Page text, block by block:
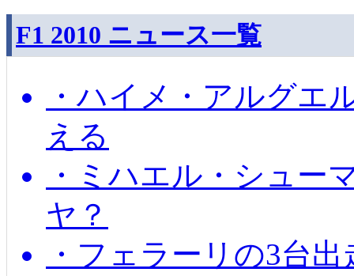
F1 2010 ニュース一覧
・ハイメ・アルグエ
える
・ミハエル・シュー
ヤ？
・フェラーリの3台